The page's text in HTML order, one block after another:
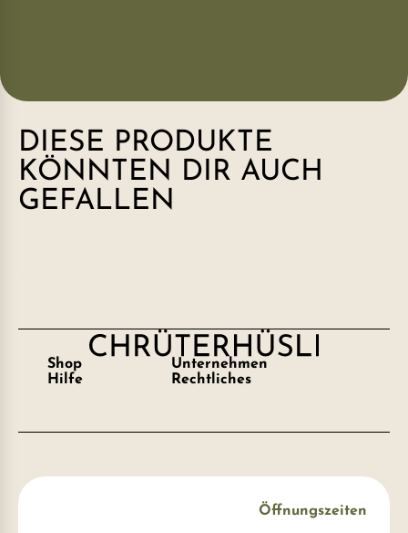
DIESE PRODUKTE
KÖNNTEN DIR AUCH
GEFALLEN
Shop
Unternehmen
Hilfe
Rechtliches
Öffnungszeiten